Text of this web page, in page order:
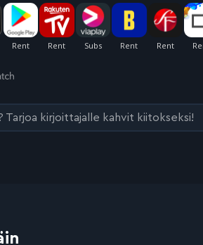
Tarjoa kirjoittajalle kahvit kiitokseksi!